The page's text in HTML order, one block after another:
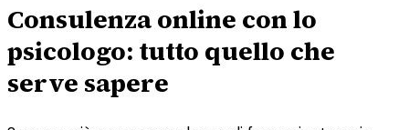
Consulenza online con lo
psicologo: tutto quello che
serve sapere